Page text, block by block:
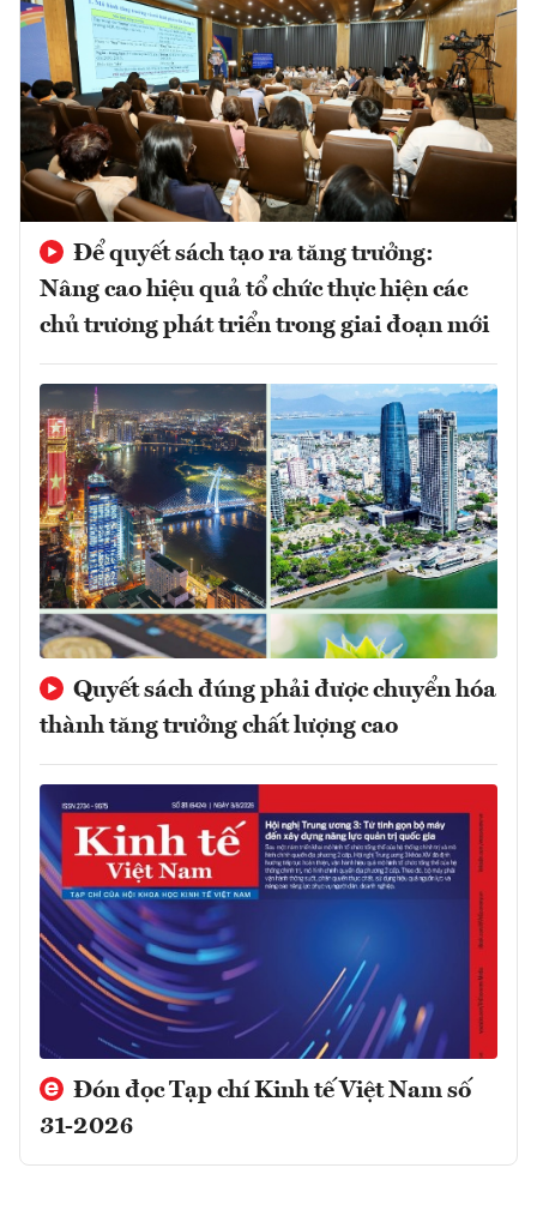
Để quyết sách tạo ra tăng trưởng:
Nâng cao hiệu quả tổ chức thực hiện các
chủ trương phát triển trong giai đoạn mới
Quyết sách đúng phải được chuyển hóa
thành tăng trưởng chất lượng cao
Đón đọc Tạp chí Kinh tế Việt Nam số
31-2026